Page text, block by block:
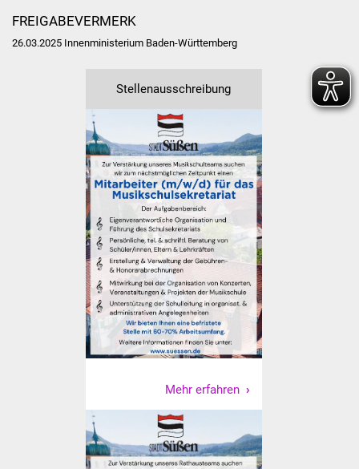
FREIGABEVERMERK
26.03.2025 Innenministerium Baden-Württemberg
Stellenausschreibung
Mehr erfahren